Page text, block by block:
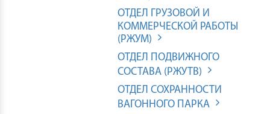
ОТДЕЛ ГРУЗОВОЙ И
КОММЕРЧЕСКОЙ РАБОТЫ
(РЖУМ)
ОТДЕЛ ПОДВИЖНОГО
СОСТАВА (РЖУТВ)
ОТДЕЛ СОХРАННОСТИ
ВАГОННОГО ПАРКА